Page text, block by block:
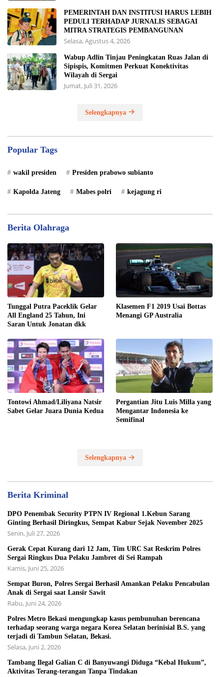
PEMERINTAH DAN INSTITUSI HARUS LEBIH
PEDULI TERHADAP JURNALIS SEBAGAI
MITRA STRATEGIS PEMBANGUNAN
Selasa, Agustus 4, 2026
Wabup Adlin Tinjau Peningkatan Ruas Jalan di
Sipispis, Komitmen Perkuat Konektivitas
Wilayah di Sergai
Jumat, Juli 31, 2026
Selengkapnya
Popular Tags
wakil presiden Presiden prabowo subianto
Kapolda Jateng Mabes polri kejagung ri
Berita Olahraga
Tunggal Putra Paceklik Gelar
All England 25 Tahun, Ini
Saran Untuk Jonatan dkk
Klasemen F1 2019 Usai Bottas
Menangi GP Australia
Tontowi Ahmad/Liliyana Natsir
Sabet Gelar Juara Dunia Kedua
Pergantian Jitu Luis Milla yang
Mengantar Indonesia ke
Semifinal
Selengkapnya
Berita Kriminal
DPO Penembak Security PTPN IV Regional 1.Kebun Sarang
Ginting Berhasil Diringkus, Sempat Kabur Sejak November 2025
Senin, Juli 27, 2026
Gerak Cepat Kurang dari 12 Jam, Tim URC Sat Reskrim Polres
Sergai Ringkus Dua Pelaku Jambret di Sei Rampah
Kamis, Juni 25, 2026
Sempat Buron, Polres Sergai Berhasil Amankan Pelaku Pencabulan
Anak di Sergai saat Lansir Sawit
Rabu, Juni 24, 2026
Polres Metro Bekasi mengungkap kasus pembunuhan berencana
terhadap seorang warga negara Korea Selatan berinisial B.S. yang
terjadi di Tambun Selatan, Bekasi.
Selasa, Juni 2, 2026
Tambang Ilegal Galian C di Banyuwangi Diduga “Kebal Hukum”,
Aktivitas Terang-terangan Tanpa Tindakan